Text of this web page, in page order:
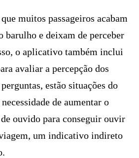
muitos passageiros acabam
barulho e deixam de perceber
o aplicativo também inclui
avaliar a percepção dos
estão situações do
de aumentar o
ouvido para conseguir ouvir
um indicativo indireto